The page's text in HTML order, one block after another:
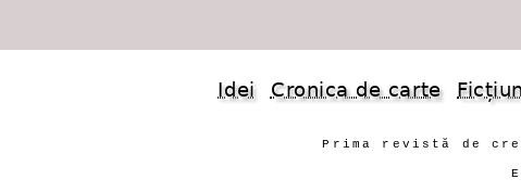
Idei Cronica de carte
Prima revistă de